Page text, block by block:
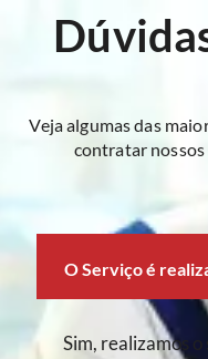
Veja algumas das
contratar nossos
O Serviço é
Sim, realizamos